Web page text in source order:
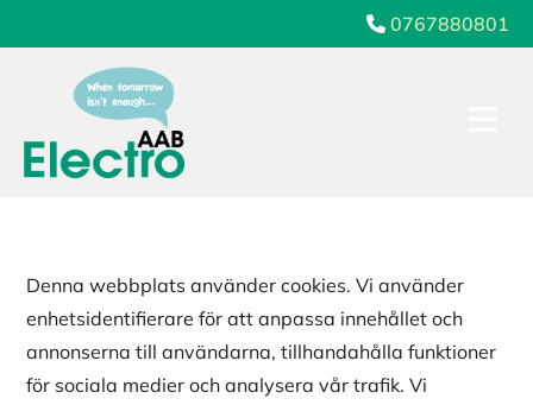
 0767880801
Denna webbplats använder cookies. Vi använder
enhetsidentifierare för att anpassa innehållet och
annonserna till användarna, tillhandahålla funktioner
för sociala medier och analysera vår trafik. Vi